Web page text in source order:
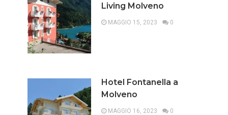
Living Molveno
MAGGIO 15, 2023 0
Hotel Fontanella a
Molveno
MAGGIO 16, 2023 0